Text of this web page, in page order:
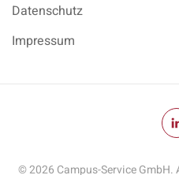
Datenschutz
Impressum
©2026 Campus-Service